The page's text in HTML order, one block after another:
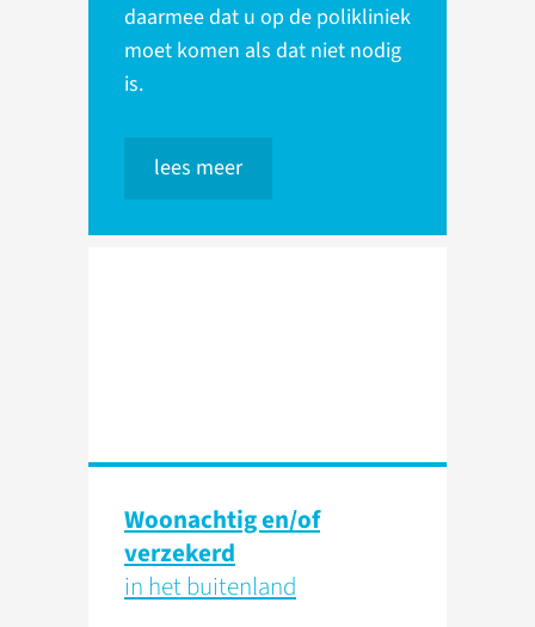
daarmee dat u op de polikliniek
moet komen als dat niet nodig
is.
lees meer
Woonachtig en/of
verzekerd
in het buitenland